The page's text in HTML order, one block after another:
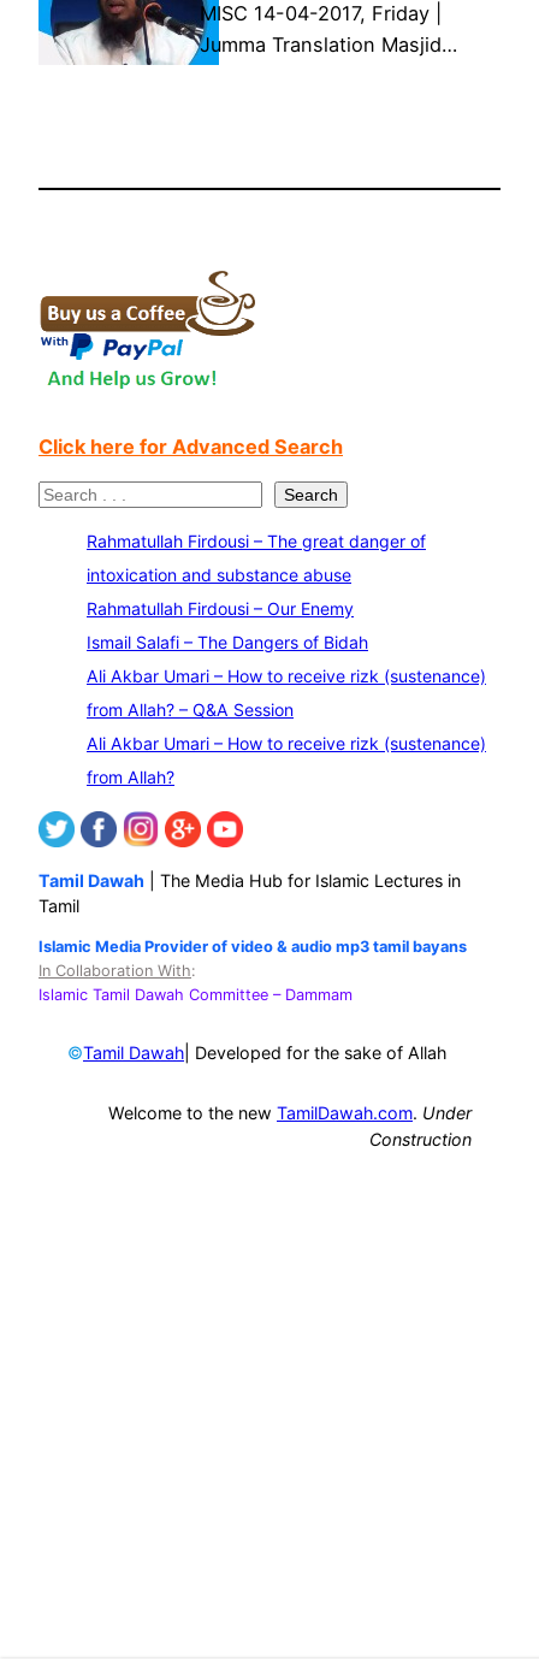
MISC 14-04-2017, Friday |
Jumma Translation Masjid…
Click here for Advanced Search
S
Search
Rahmatullah Firdousi – The great danger of
intoxication and substance abuse
Rahmatullah Firdousi – Our Enemy
Ismail Salafi – The Dangers of Bidah
Ali Akbar Umari – How to receive rizk (sustenance)
from Allah? – Q&A Session
Ali Akbar Umari – How to receive rizk (sustenance)
from Allah?
Tamil Dawah | The Media Hub for Islamic Lectures in
Tamil
Islamic Media Provider of video & audio mp3 tamil bayans
In Collaboration With:
Islamic Tamil Dawah Committee – Dammam
©Tamil Dawah | Developed for the sake of Allah
Welcome to the new TamilDawah.com. Under
Construction